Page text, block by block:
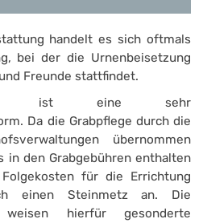
handelt es sich oftmals
bei der die Urnenbeisetzung
Freunde stattfindet.
ist eine sehr
Da die Grabpflege durch die
übernommen
in den Grabgebühren enthalten
für die Errichtung
einen Steinmetz an. Die
weisen hierfür gesonderte